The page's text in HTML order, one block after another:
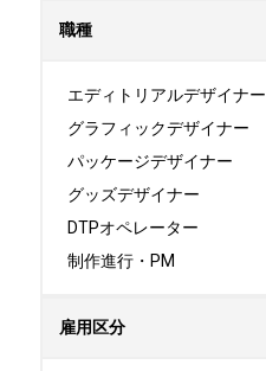
職種
エディトリアルデザイナー
グラフィックデザイナー
パッケージデザイナー
グッズデザイナー
DTPオペレーター
制作進行・PM
雇用区分